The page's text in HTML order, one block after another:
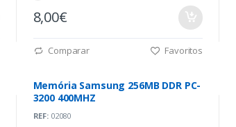
8,00€
Comparar Favoritos
Memória Samsung 256MB DDR PC-
3200 400MHZ
REF:02080